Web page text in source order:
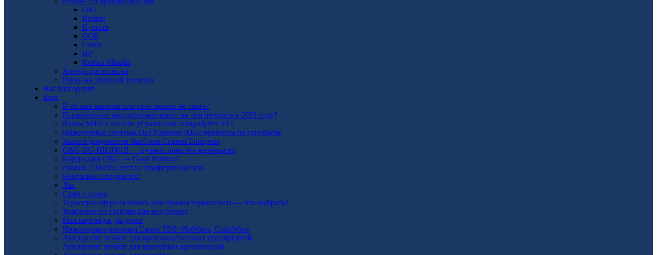
OKI
Brother
Kyocera
OCE
Canon
HP
Konica Minolta
Аренда оргтехники
Продажа офисной техники
Нас благодарят
Блог
В облаке налегке или своё железо не тянет?
Параллельное импортозамещение: на чем печатать в 2023 году?
Взлом МФУ с панели управления: попробуйте F12
Инженерные системы Océ Plotwave 900 с пробегом по суперцене
Защита документов StarForce Content Enterprise
G&G GG-HH1001B — ручной принтер-маркиратор
Картриджи G&G — Good Product?
Pantum 7100DN: тест на профпригодность
Некрасиво получается!
Лаг
Сами с усами
Термотрансферная печать или прямая термопечать — что выбрать?
Хождение по граблям как вид спорта
Мал картридж, да дорог
Инженерные решения Canon TDS: PlotWave, ColorWave
Аутсорсинг печати для производственных предприятий
Аутсорсинг печати для проектных организаций